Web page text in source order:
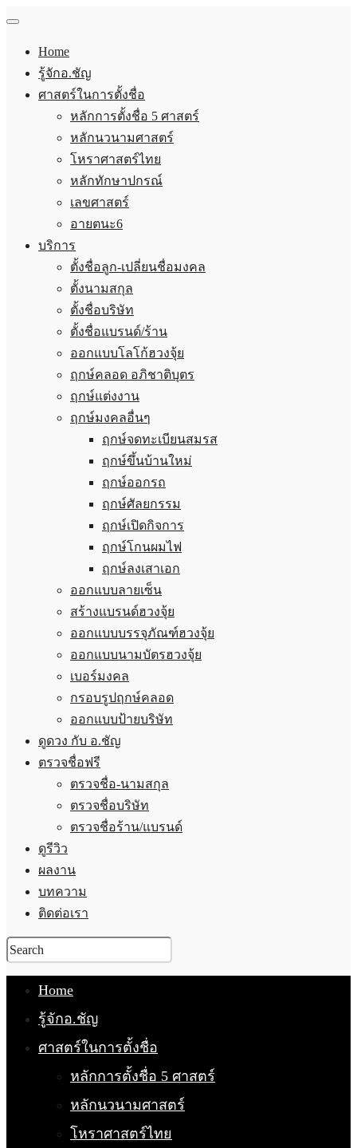
Home
รู้จักอ.ชัญ
ศาสตร์ในการตั้งชื่อ
หลักการตั้งชื่อ 5 ศาสตร์
หลักนวนามศาสตร์
โหราศาสตร์ไทย
หลักทักษาปกรณ์
เลขศาสตร์
อายตนะ6
บริการ
ตั้งชื่อลูก-เปลี่ยนชื่อมงคล
ตั้งนามสกุล
ตั้งชื่อบริษัท
ตั้งชื่อแบรนด์/ร้าน
ออกแบบโลโก้ฮวงจุ้ย
ฤกษ์คลอด อภิชาติบุตร
ฤกษ์แต่งงาน
ฤกษ์มงคลอื่นๆ
ฤกษ์จดทะเบียนสมรส
ฤกษ์ขึ้นบ้านใหม่
ฤกษ์ออกรถ
ฤกษ์ศัลยกรรม
ฤกษ์เปิดกิจการ
ฤกษ์โกนผมไฟ
ฤกษ์ลงเสาเอก
ออกแบบลายเซ็น
สร้างแบรนด์ฮวงจุ้ย
ออกแบบบรรจุภัณฑ์ฮวงจุ้ย
ออกแบบนามบัตรฮวงจุ้ย
เบอร์มงคล
กรอบรูปฤกษ์คลอด
ออกแบบป้ายบริษัท
ดูดวง กับ อ.ชัญ
ตรวจชื่อฟรี
ตรวจชื่อ-นามสกุล
ตรวจชื่อบริษัท
ตรวจชื่อร้าน/แบรนด์
ดูรีวิว
ผลงาน
บทความ
ติดต่อเรา
Home
รู้จักอ.ชัญ
ศาสตร์ในการตั้งชื่อ
หลักการตั้งชื่อ 5 ศาสตร์
หลักนวนามศาสตร์
โหราศาสตร์ไทย